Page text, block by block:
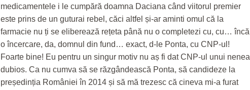
medicamentele i le cumpără doamna Daciana când viitorul premier
este prins de un guturai rebel, căci altfel și-ar aminti omul că la
farmacie nu ți se eliberează rețeta până nu o completezi cu, cu… încă
o încercare, da, domnul din fund… exact, d-le Ponta, cu CNP-ul!
Foarte bine! Eu pentru un singur motiv nu aș fi dat CNP-ul unui nenea
dubios. Ca nu cumva să se răzgândească Ponta, să candideze la
președinția României în 2014 și să mă trezesc că cineva mi-a furat